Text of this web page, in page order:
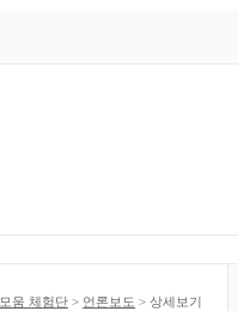
모움 체험단 > 언론보도 > 상세보기